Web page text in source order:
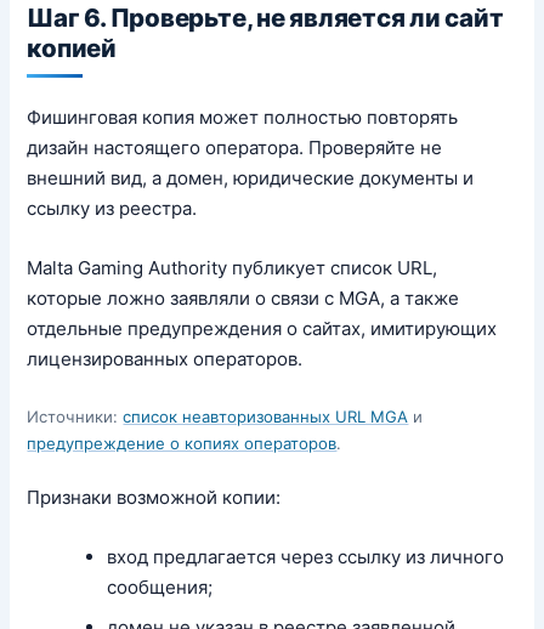
Шаг 6. Проверьте, не является ли сайт
копией
Фишинговая копия может полностью повторять
дизайн настоящего оператора. Проверяйте не
внешний вид, а домен, юридические документы и
ссылку из реестра.
Malta Gaming Authority публикует список URL,
которые ложно заявляли о связи с MGA, а также
отдельные предупреждения о сайтах, имитирующих
лицензированных операторов.
Источники:список неавторизованных URL MGA и
предупреждение о копиях операторов.
Признаки возможной копии:
вход предлагается через ссылку из личного
сообщения;